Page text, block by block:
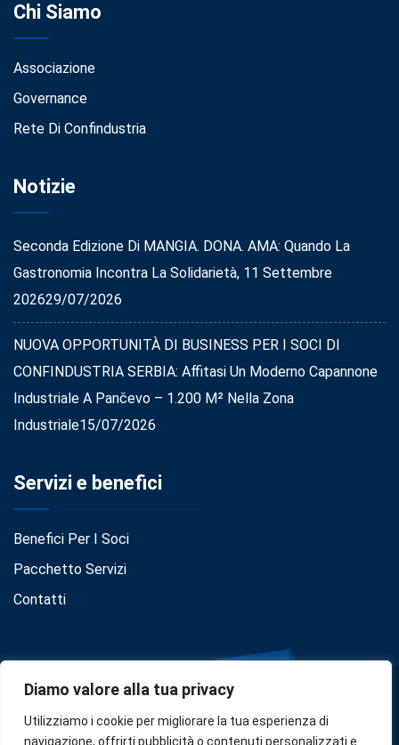
Diamo valore alla tua privacy
Utilizziamo i cookie per migliorare la tua esperienza di
navigazione, offrirti pubblicità o contenuti personalizzati e
Chi Siamo
Associazione
Governance
Rete Di Confindustria
Notizie
Seconda Edizione Di MANGIA. DONA. AMA: Quando La
Gastronomia Incontra La Solidarietà, 11 Settembre
202629/07/2026
NUOVA OPPORTUNITÀ DI BUSINESS PER I SOCI DI
CONFINDUSTRIA SERBIA: Affitasi Un Moderno Capannone
Industriale A Pančevo – 1.200 M² Nella Zona
Industriale15/07/2026
Servizi e benefici
Benefici Per I Soci
Pacchetto Servizi
Contatti